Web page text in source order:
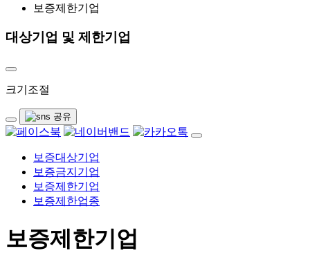
보증제한기업
대상기업 및 제한기업
크기조절
보증대상기업
보증금지기업
보증제한기업
보증제한업종
보증제한기업